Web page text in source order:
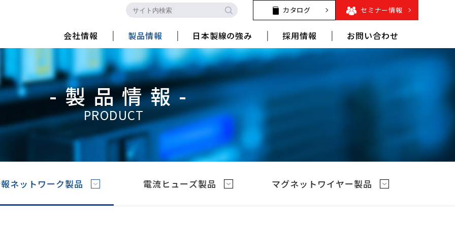
カタログ セミナー情報
会社情報 製品情報 日本製線の強み 採用情報 お問い合わせ
-製品情報-
PRODUCT
ネットワーク製品 電流ヒューズ製品 マグネットワイヤー製品